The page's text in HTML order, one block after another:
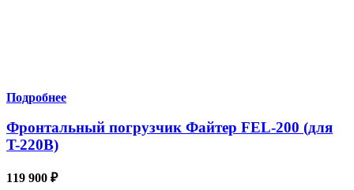
Подробнее
Фронтальный погрузчик Файтер FEL-200 (для
T-220B)
119 900 ₽